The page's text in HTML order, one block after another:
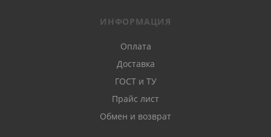
ИНФОРМАЦИЯ
Оплата
Доставка
ГОСТ и ТУ
Прайс лист
Обмен и возврат